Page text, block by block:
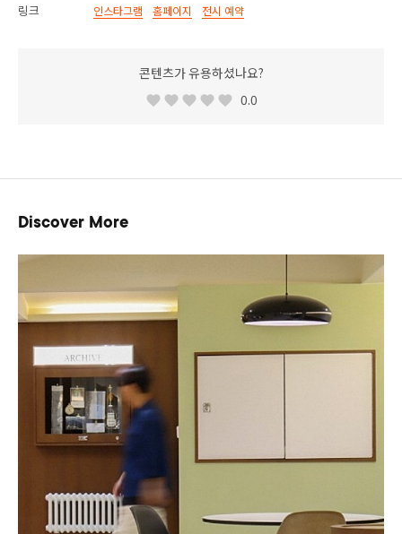
링크 인스타그램 홈페이지 전시 예약
콘텐츠가 유용하셨나요?
0.0
Discover More